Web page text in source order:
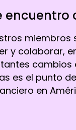
encuentro
miembros
y colaborar,
cambios
es el punto
en